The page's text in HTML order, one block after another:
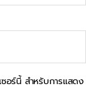
อร์นี้ สำหรับการแสดง